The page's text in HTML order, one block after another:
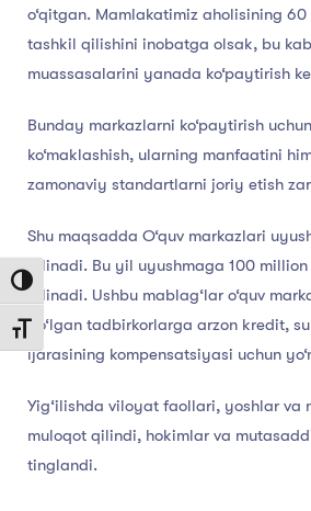
Toggle High Contrast
Toggle Font size
o‘qitgan. Mamlakatimiz aholisining
tashkil qilishini inobatga olsak, bu
muassasalarini yanada ko‘paytirish
Bunday markazlarni ko‘paytirish
ko‘maklashish, ularning manfaatini
zamonaviy standartlarni joriy etish
Shu maqsadda O‘quv markazlari
qilinadi. Bu yil uyushmaga 100
qilinadi. Ushbu mablag‘lar o‘quv
bo‘lgan tadbirkorlarga arzon kredit,
ijarasining kompensatsiyasi uchun
Yig‘ilishda viloyat faollari, yoshlar va
muloqot qilindi, hokimlar va
tinglandi.